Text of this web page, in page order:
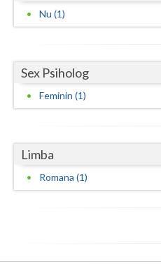
Salaj
Satu-Mare
Suceava
Teleorman
Valcea
Nu (1)
Sex Psiholog
Feminin (1)
Limba
Romana (1)